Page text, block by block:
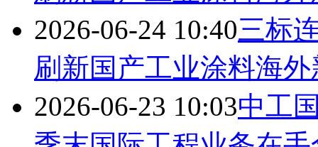
2026-06-24 10:40三标
刷新国产工业涂料海
2026-06-23 10:03中工